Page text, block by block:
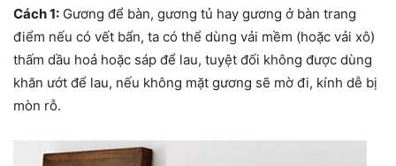
Cách 1: Gương để bàn, gương tủ hay gương ở bàn trang
điểm nếu có vết bẩn, ta có thể dùng vải mềm (hoặc vải xô)
thấm dầu hoả hoặc sáp để lau, tuyệt đối không được dùng
khăn ướt để lau, nếu không mặt gương sẽ mờ đi, kính dễ bị
mòn rỗ.